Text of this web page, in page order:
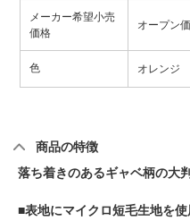
メーカー希望小売
価格
オープン
色 オレンジ
商品の特徴
落ち着きのあるギャベ柄の大
■表地にマイクロ短毛生地を使